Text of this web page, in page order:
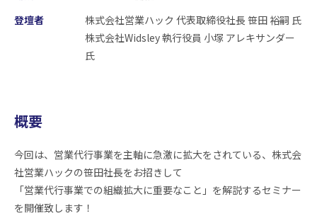
登壇者
株式会社営業ハック 代表取締役社長 笹田 裕嗣 氏
株式会社Widsley 執行役員 小塚 アレキサンダー
氏
概要
今回は、営業代行事業を主軸に急激に拡大をされている、株式会
社営業ハックの笹田社長をお招きして
「営業代行事業での組織拡大に重要なこと」を解説するセミナー
を開催致します！